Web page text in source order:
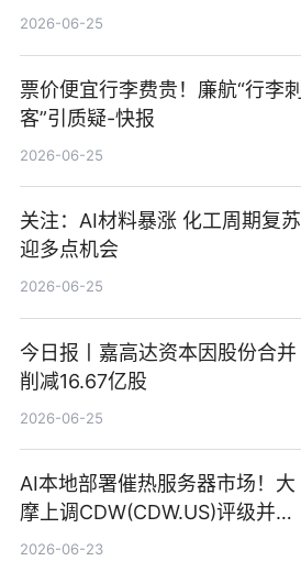
100%_新动态
2026-06-25
票价便宜行李费贵！廉航“行李刺
客”引质疑-快报
2026-06-25
关注：AI材料暴涨 化工周期复苏
迎多点机会
2026-06-25
今日报丨嘉高达资本因股份合并
削减16.67亿股
2026-06-25
AI本地部署催热服务器市场！大
摩上调CDW(CDW.US)评级并看
高IBM(IBM.US)戴尔(DELL.US)
2026-06-23